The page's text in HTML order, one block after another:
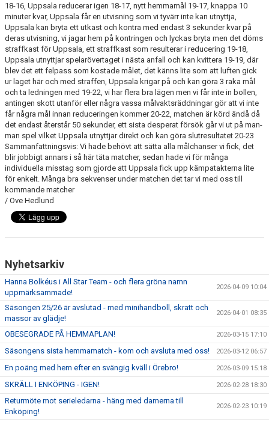
18-16, Uppsala reducerar igen 18-17, nytt hemmamål 19-17, knappa 10
minuter kvar, Uppsala får en utvisning som vi tyvärr inte kan utnyttja,
Uppsala kan bryta ett utkast och kontra med endast 3 sekunder kvar på
deras utvisning, vi jagar hem på kontringen och lyckas bryta men det döms
straffkast för Uppsala, ett straffkast som resulterar i reducering 19-18,
Uppsala utnyttjar spelarövertaget i nästa anfall och kan kvittera 19-19, där
blev det ett felpass som kostade målet, det känns lite som att luften gick
ur laget här och med straffen, Uppsala krigar på och kan göra 3 raka mål
och ta ledningen med 19-22, vi har flera bra lägen men vi får inte in bollen,
antingen skott utanför eller några vassa målvaktsräddningar gör att vi inte
får några mål innan reduceringen kommer 20-22, matchen är körd ändå då
det endast återstår 50 sekunder, ett sista desperat försök går vi ut på man-
man spel vilket Uppsala utnyttjar direkt och kan göra slutresultatet 20-23
Sammanfattningsvis: Vi hade behövt att sätta alla målchanser vi fick, det
blir jobbigt annars i så här täta matcher, sedan hade vi för många
individuella misstag som gjorde att Uppsala fick upp kämpatakterna lite
för enkelt. Många bra sekvenser under matchen det tar vi med oss till
kommande matcher
/ Ove Hedlund
Nyhetsarkiv
Hanna Bolkéus i All Star Team - och flera gröna namn
uppmärksammade!
2026-04-09 10:04
Säsongen 25/26 är avslutad - med minihandboll, skratt och
massor av glädje!
2026-04-01 08:35
OBESEGRADE PÅ HEMMAPLAN! 2026-03-15 17:10
Säsongens sista hemmamatch - kom och avsluta med oss! 2026-03-12 06:57
En poäng med hem efter en svängig kväll i Örebro! 2026-03-09 15:18
SKRÄLL I ENKÖPING - IGEN! 2026-02-28 18:30
Returmöte mot serieledarna - häng med damerna till
Enköping!
2026-02-23 10:19